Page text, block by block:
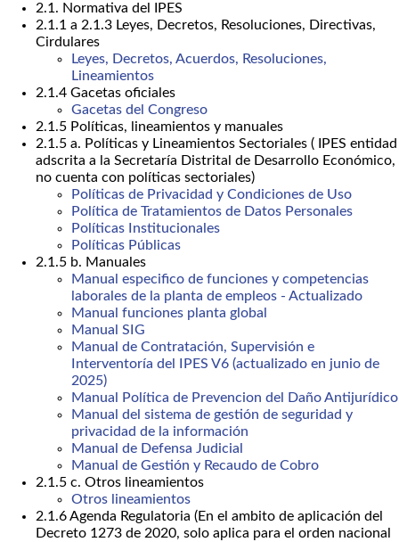
2.1. Normativa del IPES
2.1.1 a 2.1.3 Leyes, Decretos, Resoluciones, Directivas,
Cirdulares
Leyes, Decretos, Acuerdos, Resoluciones,
Lineamientos
2.1.4 Gacetas oficiales
Gacetas del Congreso
2.1.5 Políticas, lineamientos y manuales
2.1.5 a. Políticas y Lineamientos Sectoriales ( IPES entidad
adscrita a la Secretaría Distrital de Desarrollo Económico,
no cuenta con políticas sectoriales)
Políticas de Privacidad y Condiciones de Uso
Política de Tratamientos de Datos Personales
Políticas Institucionales
Políticas Públicas
2.1.5 b. Manuales
Manual especifico de funciones y competencias
laborales de la planta de empleos - Actualizado
Manual funciones planta global
Manual SIG
Manual de Contratación, Supervisión e
Interventoría del IPES V6 (actualizado en junio de
2025)
Manual Política de Prevencion del Daño Antijurídico
Manual del sistema de gestión de seguridad y
privacidad de la información
Manual de Defensa Judicial
Manual de Gestión y Recaudo de Cobro
2.1.5 c. Otros lineamientos
Otros lineamientos
2.1.6 Agenda Regulatoria (En el ambito de aplicación del
Decreto 1273 de 2020, solo aplica para el orden nacional